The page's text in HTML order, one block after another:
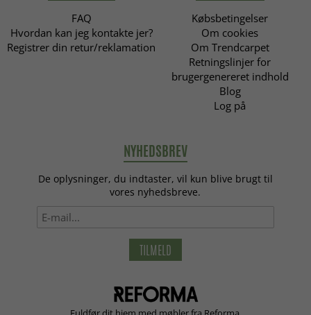
FAQ
Hvordan kan jeg kontakte jer?
Registrer din retur/reklamation
Købsbetingelser
Om cookies
Om Trendcarpet
Retningslinjer for
brugergenereret indhold
Blog
Log på
NYHEDSBREV
De oplysninger, du indtaster, vil kun blive brugt til
vores nyhedsbreve.
TILMELD